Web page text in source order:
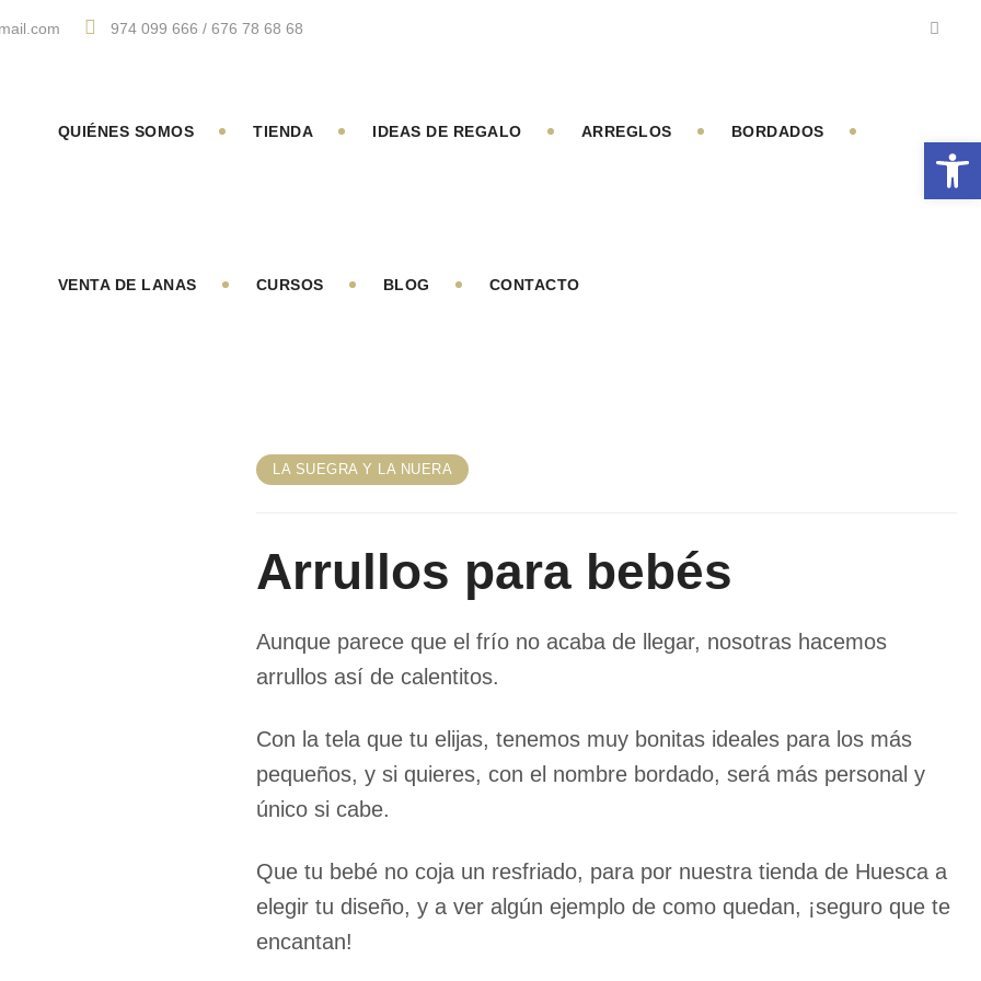
974 099 666 / 676 78 68 68
QUIÉNES SOMOS TIENDA IDEAS DE REGALO ARREGLOS BORDADOS
VENTA DE LANAS CURSOS BLOG CONTACTO
LA SUEGRA Y LA NUERA
Arrullos para bebés
Aunque parece que el frío no acaba de llegar, nosotras hacemos
arrullos así de calentitos.
Con la tela que tu elijas, tenemos muy bonitas ideales para los más
pequeños, y si quieres, con el nombre bordado, será más personal y
único si cabe.
Que tu bebé no coja un resfriado, para por nuestra tienda de Huesca a
elegir tu diseño, y a ver algún ejemplo de como quedan, ¡seguro que te
encantan!
Abrir